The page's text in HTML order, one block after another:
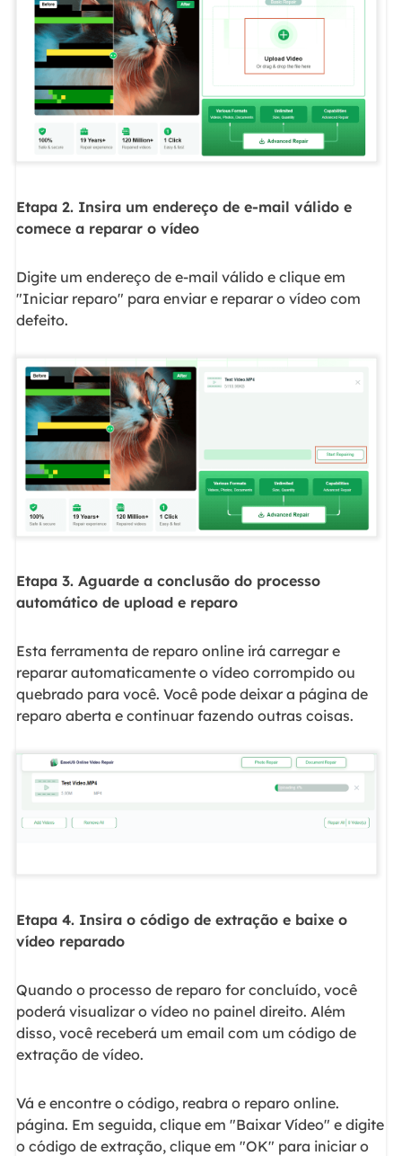
Etapa 2. Insira um endereço de e-mail válido e
comece a reparar o vídeo
Digite um endereço de e-mail válido e clique em
"Iniciar reparo" para enviar e reparar o vídeo com
defeito.
Etapa 3. Aguarde a conclusão do processo
automático de upload e reparo
Esta ferramenta de reparo online irá carregar e
reparar automaticamente o vídeo corrompido ou
quebrado para você. Você pode deixar a página de
reparo aberta e continuar fazendo outras coisas.
Etapa 4. Insira o código de extração e baixe o
vídeo reparado
Quando o processo de reparo for concluído, você
poderá visualizar o vídeo no painel direito. Além
disso, você receberá um email com um código de
extração de vídeo.
Vá e encontre o código, reabra o reparo online.
página. Em seguida, clique em "Baixar Vídeo" e digite
o código de extração, clique em "OK" para iniciar o